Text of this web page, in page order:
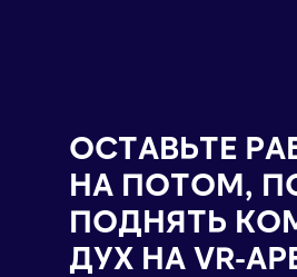
ОСТАВЬТЕ
НА ПОТОМ,
ПОДНЯТЬ
ДУХ НА VR-